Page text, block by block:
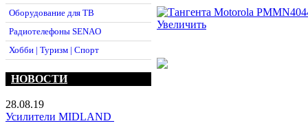
Оборудование для ТВ
Радиотелефоны SENAO
Хобби | Туризм | Спорт
НОВОСТИ
28.08.19
Усилители MIDLAND
Увеличить